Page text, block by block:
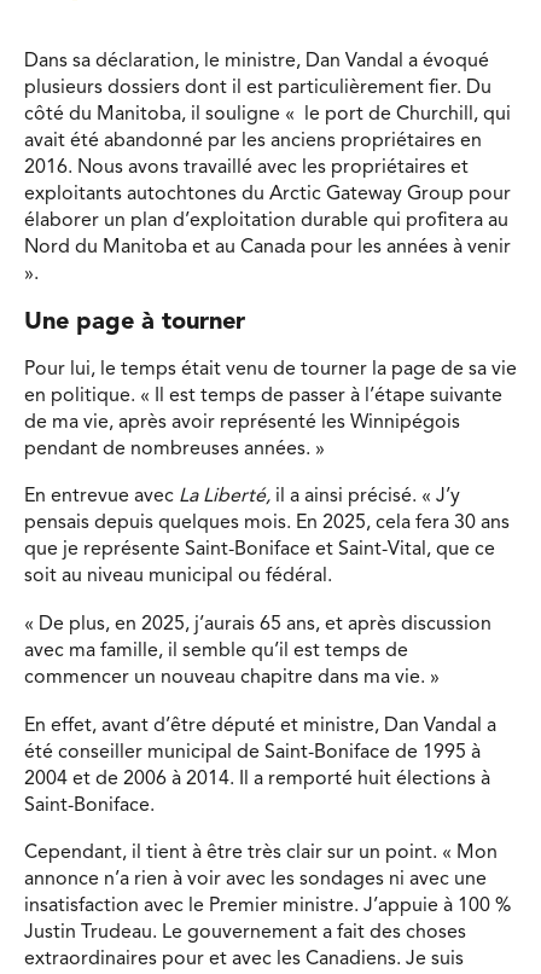
Dans sa déclaration, le ministre, Dan Vandal a évoqué
plusieurs dossiers dont il est particulièrement fier. Du
côté du Manitoba, il souligne « le port de Churchill, qui
avait été abandonné par les anciens propriétaires en
2016. Nous avons travaillé avec les propriétaires et
exploitants autochtones du Arctic Gateway Group pour
élaborer un plan d’exploitation durable qui profitera au
Nord du Manitoba et au Canada pour les années à venir
».
Une page à tourner
Pour lui, le temps était venu de tourner la page de sa vie
en politique. « Il est temps de passer à l’étape suivante
de ma vie, après avoir représenté les Winnipégois
pendant de nombreuses années. »
En entrevue avec La Liberté, il a ainsi précisé. « J’y
pensais depuis quelques mois. En 2025, cela fera 30 ans
que je représente Saint-Boniface et Saint-Vital, que ce
soit au niveau municipal ou fédéral.
« De plus, en 2025, j’aurais 65 ans, et après discussion
avec ma famille, il semble qu’il est temps de
commencer un nouveau chapitre dans ma vie. »
En effet, avant d’être député et ministre, Dan Vandal a
été conseiller municipal de Saint-Boniface de 1995 à
2004 et de 2006 à 2014. Il a remporté huit élections à
Saint-Boniface.
Cependant, il tient à être très clair sur un point. « Mon
annonce n’a rien à voir avec les sondages ni avec une
insatisfaction avec le Premier ministre. J’appuie à 100 %
Justin Trudeau. Le gouvernement a fait des choses
extraordinaires pour et avec les Canadiens. Je suis